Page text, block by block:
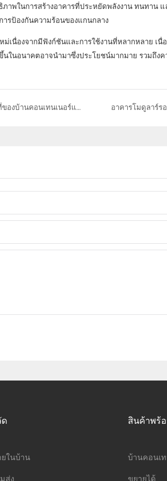
พในการสร้างอาคารที่ประหยัดพลังงาน ทนทาน แ
รป้องกันความร้อนของแกนกลาง
เนื่องจากมีฟังก์ชันและการใช้งานที่หลากหลาย เ
นในอนาคตอาจนำมาซึ่งประโยชน์มากมาย รวมถึ
ข้อได้เปรียบด้านการเคลื่อนที่ของบ้านคอนเทนเนอร์แบบพับได้
ในบ้าน
สินค้าพร้
บ้านคอนเ